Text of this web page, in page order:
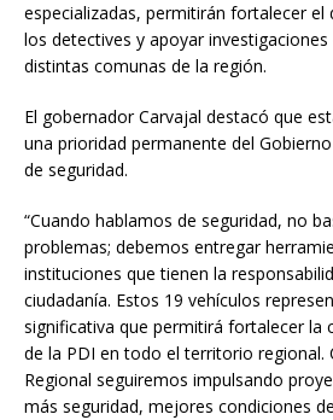
especializadas, permitirán fortalecer el
los detectives y apoyar
distintas comunas de la región.
El gobernador Carvajal destacó que
una prioridad permanente del
de seguridad.
“Cuando hablamos de seguridad, no
problemas; debemos entregar
instituciones que tienen la
ciudadanía. Estos 19 vehículos
significativa que permitirá fortalecer la
de la PDI en todo el territorio regional.
Regional seguiremos impulsando
más seguridad, mejores condiciones